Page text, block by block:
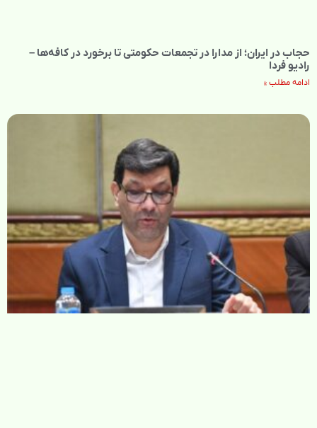
حجاب در ایران؛ از مدارا در تجمعات حکومتی تا برخورد در کافه‌ها –
رادیو فردا
ادامه مطلب »